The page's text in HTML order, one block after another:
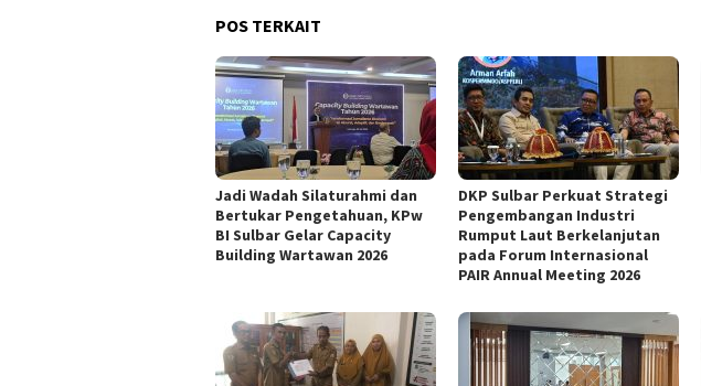
POS TERKAIT
Jadi Wadah Silaturahmi dan
Bertukar Pengetahuan, KPw
BI Sulbar Gelar Capacity
Building Wartawan 2026
DKP Sulbar Perkuat Strategi
Pengembangan Industri
Rumput Laut Berkelanjutan
pada Forum Internasional
PAIR Annual Meeting 2026